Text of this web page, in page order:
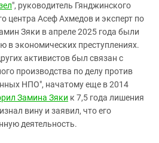
", руководитель Гянджинского
центра Асеф Ахмедов и эксперт по
Зяки в апреле 2025 года были
в экономических преступлениях.
активистов был связан с
производства по делу против
НПО", начатому еще в 2014
Замина Зяки к 7,5 года лишения
вину и заявил, что его
деятельность.